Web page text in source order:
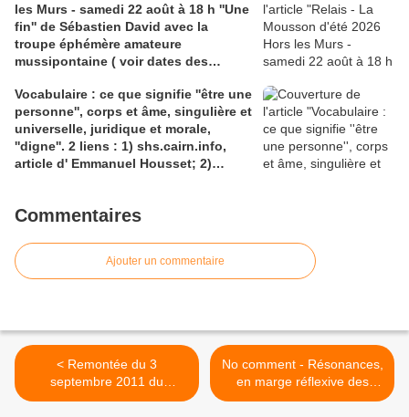
les Murs - samedi 22 août à 18 h ''Une
fin'' de Sébastien David avec la
troupe éphémère amateure
mussipontaine ( voir dates des
dramaturgie Lola Molina à l’Espace
Saint-Laurent, Pont-à-Mousson 2
liens : 1) lien meec.org; 2)
lemeac.com
Vocabulaire : ce que signifie ''être une
personne'', corps et âme, singulière et
universelle, juridique et morale,
''digne''. 2 liens : 1) shs.cairn.info,
article d' Emmanuel Housset; 2)
Commentaires
Ajouter un commentaire
< Remontée du 3
septembre 2011 du
copié/collé d'un excellent
No comment - Résonances,
en marge réflexive des
événements de mars 2023